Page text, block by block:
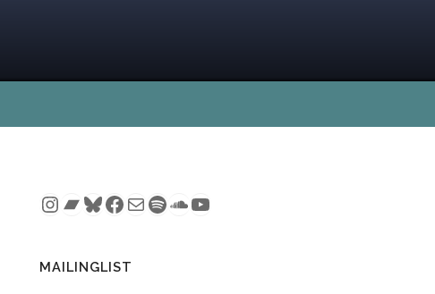
Instagram
Bandcamp
Bluesky
Facebook
MailSpotify
SoundCloud
YouTube
MAILINGLIST